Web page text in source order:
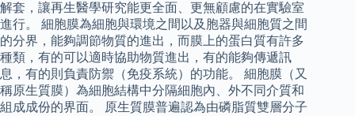
解套，讓再生醫學研究能更全面、更無顧慮的在實驗室
進行。 細胞膜為細胞與環境之間以及胞器與細胞質之間
的分界，能夠調節物質的進出，而膜上的蛋白質有許多
種類，有的可以適時協助物質進出，有的能夠傳遞訊
息，有的則負責防禦（免疫系統）的功能。 細胞膜（又
稱原生質膜）為細胞結構中分隔細胞內、外不同介質和
組成成份的界面。 原生質膜普遍認為由磷脂質雙層分子